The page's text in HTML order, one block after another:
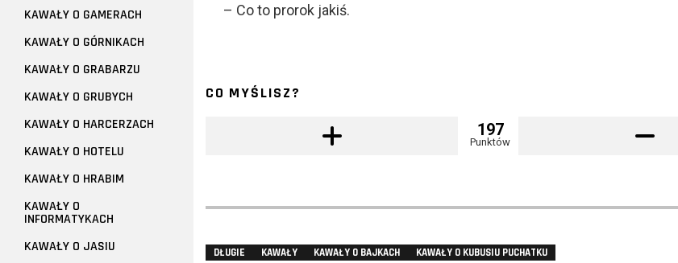
– Co to prorok jakiś.
CO MYŚLISZ?
197
Punktów
DŁUGIE KAWAŁY KAWAŁY O BAJKACH KAWAŁY O KUBUSIU PUCHATKU
KAWAŁY O GAMERACH
KAWAŁY O GÓRNIKACH
KAWAŁY O GRABARZU
KAWAŁY O GRUBYCH
KAWAŁY O HARCERZACH
KAWAŁY O HOTELU
KAWAŁY O HRABIM
KAWAŁY O
INFORMATYKACH
KAWAŁY O JASIU